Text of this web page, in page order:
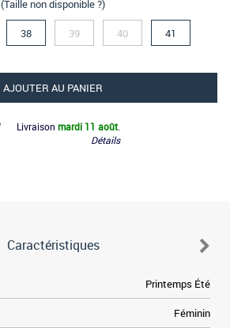
(Taille non disponible ?)
38 39 40 41
AJOUTER AU PANIER
Livraison mardi 11 août
Détails
Caractéristiques
Printemps Été
Féminin